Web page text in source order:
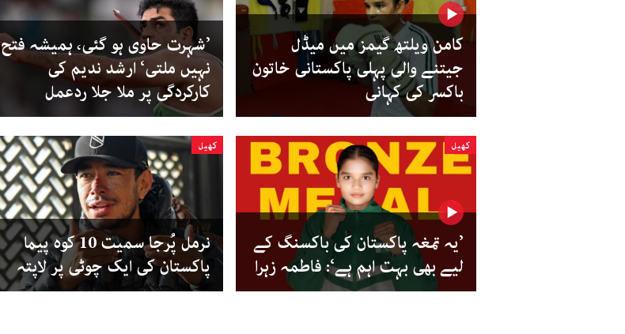
کامن ویلتھ گیمز میں میڈل
جیتنے والی پہلی پاکستانی خاتون
باکسر کی کہانی
’شہرت حاوی ہو گئی، ہمیشہ فتح
نہیں ملتی‘ ارشد ندیم کی
کارکردگی پر ملا جلا ردعمل
کھیل
’یہ تمغہ پاکستان کی باکسنگ کے
لیے بھی بہت اہم ہے‘: فاطمہ زہرا
کھیل
نرمل پُرجا سمیت 10 کوہ پیما
پاکستان کی ایک چوٹی پر لاپتہ